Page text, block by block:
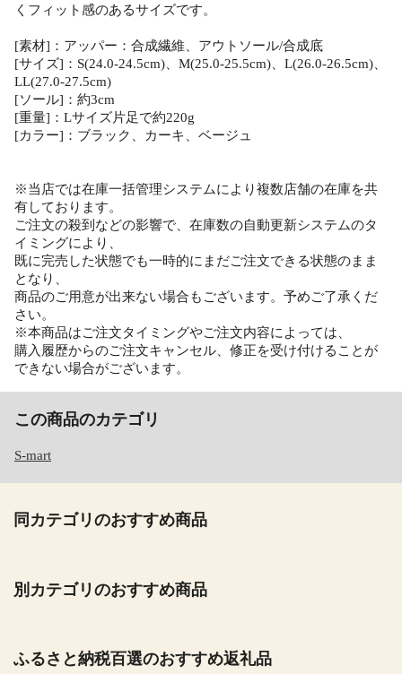
くフィット感のあるサイズです。
[素材]：アッパー：合成繊維、アウトソール/合成底
[サイズ]：S(24.0-24.5cm)、M(25.0-25.5cm)、L(26.0-26.5cm)、
LL(27.0-27.5cm)
[ソール]：約3cm
[重量]：Lサイズ片足で約220g
[カラー]：ブラック、カーキ、ベージュ
※当店では在庫一括管理システムにより複数店舗の在庫を共
有しております。
ご注文の殺到などの影響で、在庫数の自動更新システムのタ
イミングにより、
既に完売した状態でも一時的にまだご注文できる状態のまま
となり、
商品のご用意が出来ない場合もございます。予めご了承くだ
さい。
※本商品はご注文タイミングやご注文内容によっては、
購入履歴からのご注文キャンセル、修正を受け付けることが
できない場合がございます。
この商品のカテゴリ
S-mart
同カテゴリのおすすめ商品
別カテゴリのおすすめ商品
ふるさと納税百選のおすすめ返礼品